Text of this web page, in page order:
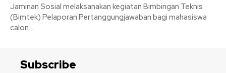
Jaminan Sosial melaksanakan kegiatan Bimbingan Teknis
(Bimtek) Pelaporan Pertanggungjawaban bagi mahasiswa
calon...
Subscribe